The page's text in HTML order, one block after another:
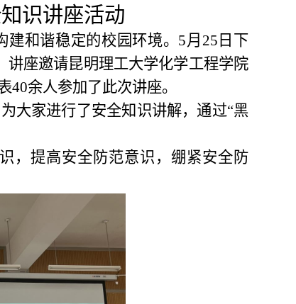
识讲座活动
和谐稳定的校园环境。 5月25 日 下
讲座邀请昆明理工大学化学工程学院
余人参加了此次讲座。
大家进行了安全知识讲解，通过“黑
，提高安全防范意识，绷紧安全防